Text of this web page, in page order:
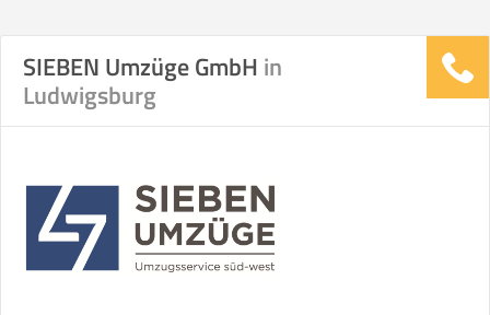
UMZUGSVERGLEICH
Vergleichsergebnis basierend auf Ihren
Transportieren
SIEBEN Umzüge GmbH in
Ludwigsburg